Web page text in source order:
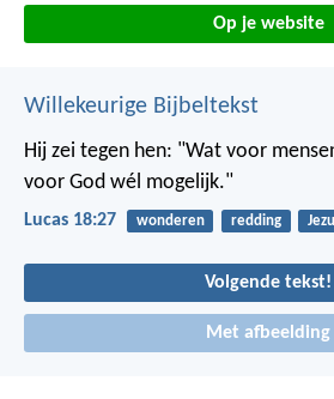
Op je website
Willekeurige Bijbeltekst
Hij zei tegen hen: "Wat voor
voor God wél mogelijk."
Lucas 18:27 wonderen redding
Volgende tekst!
Met afbeelding